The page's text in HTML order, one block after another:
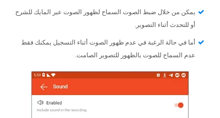
يمكن من خلال ضبط الصوت السماح لظهور الصوت عبر المايك للشرح
أو للتحدث أثناء التصوير.
أما في حالة الرغبة في عدم ظهور الصوت أثناء التسجيل يمكنك فقط
عدم السماح للصوت بالظهور للتصوير الصامت.